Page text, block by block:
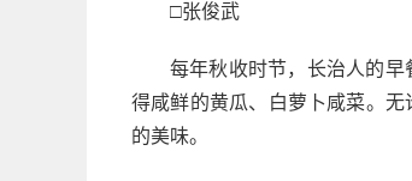
□张俊武
每年秋收时节，长治人的
得咸鲜的黄瓜、白萝卜咸菜。
的美味。